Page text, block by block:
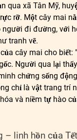
qua xã Tân Mỹ,
rỡ. Một cây mai
đi đường, với
tranh vẽ.
cây mai cho
Người qua lại
chứng sống
chỉ là vật trang trí
và niềm tự hào
– linh hồn của